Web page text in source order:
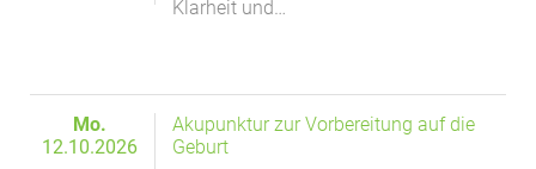
Klarheit und…
Mo.
12.10.2026
Akupunktur zur Vorbereitung auf die
Geburt